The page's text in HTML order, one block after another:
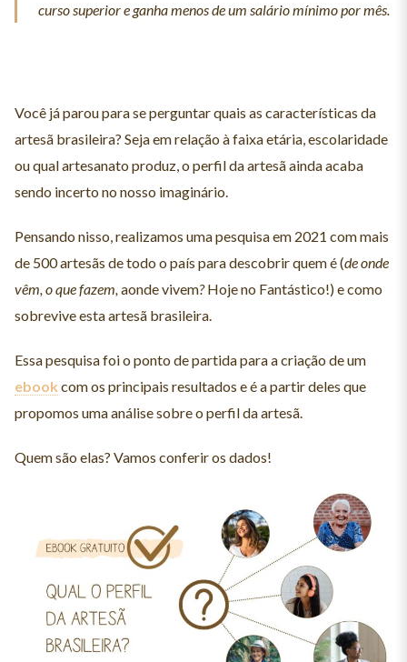
curso superior e ganha menos de um salário mínimo por mês.
Você já parou para se perguntar quais as características da
artesã brasileira? Seja em relação à faixa etária, escolaridade
ou qual artesanato produz, o perfil da artesã ainda acaba
sendo incerto no nosso imaginário.
Pensando nisso, realizamos uma pesquisa em 2021 com mais
de 500 artesãs de todo o país para descobrir quem é (de onde
vêm, o que fazem,aonde vivem?Hoje no Fantástico!) e como
sobrevive esta artesã brasileira.
Essa pesquisa foi o ponto de partida para a criação de um
ebook com os principais resultados e é a partir deles que
propomos uma análise sobre o perfil da artesã.
Quem são elas? Vamos conferir os dados!